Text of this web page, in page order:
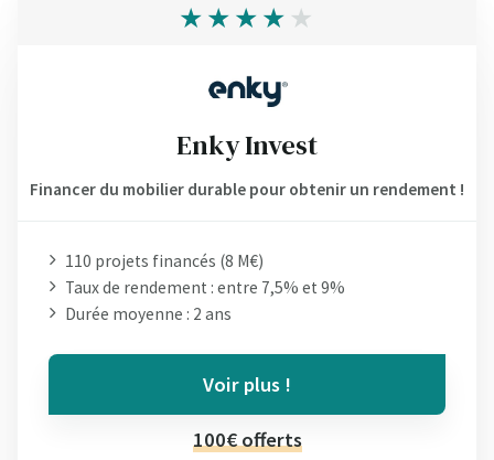
Enky Invest
Financer du mobilier durable pour obtenir un rendement !
110 projets financés (8 M€)
Taux de rendement : entre 7,5% et 9%
Durée moyenne : 2 ans
Voir plus !
100€ offerts